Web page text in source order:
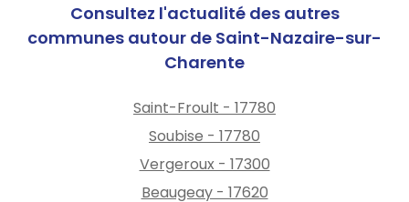
Consultez l'actualité des autres
communes autour de Saint-Nazaire-sur-
Charente
Saint-Froult - 17780
Soubise - 17780
Vergeroux - 17300
Beaugeay - 17620